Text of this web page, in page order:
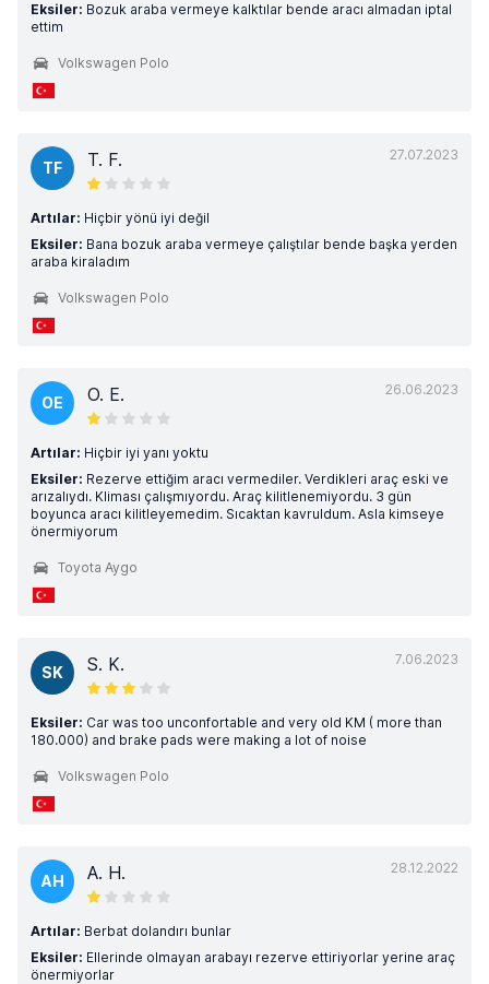
Eksiler: Bozuk araba vermeye kalktılar bende aracı almadan iptal
ettim
Volkswagen Polo
27.07.2023
TF T. F.
Artılar: Hiçbir yönü iyi değil
Eksiler: Bana bozuk araba vermeye çalıştılar bende başka yerden
araba kiraladım
Volkswagen Polo
26.06.2023
OE O. E.
Artılar: Hiçbir iyi yanı yoktu
Eksiler: Rezerve ettiğim aracı vermediler. Verdikleri araç eski ve
arızalıydı. Kliması çalışmıyordu. Araç kilitlenemiyordu. 3 gün
boyunca aracı kilitleyemedim. Sıcaktan kavruldum. Asla kimseye
önermiyorum
Toyota Aygo
7.06.2023
SK S. K.
Eksiler: Car was too unconfortable and very old KM ( more than
180.000) and brake pads were making a lot of noise
Volkswagen Polo
28.12.2022
AH A. H.
Artılar: Berbat dolandırı bunlar
Eksiler: Ellerinde olmayan arabayı rezerve ettiriyorlar yerine araç
önermiyorlar